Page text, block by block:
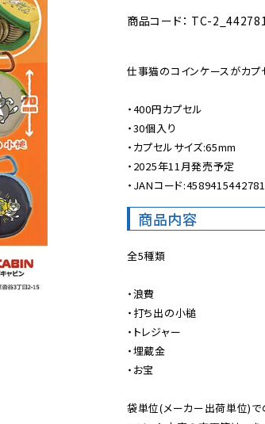
商品コード： TC-
仕事猫のコインケースがカプ
・400円カプセル
・30個入り
・カプセルサイズ:65mm
・2025年11月発売予定
・JANコード:4589415442781
商品内容
全5種類
・浪費
・打ち出の小槌
・トレジャー
・埋蔵金
・お宝
袋単位(メーカー出荷単位)で